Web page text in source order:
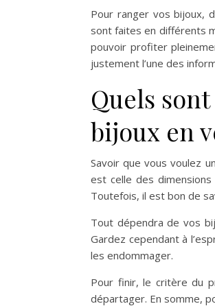
Pour ranger vos bijoux,
sont faites en différents
pouvoir profiter
justement l’une des
Quels
bijoux en
Savoir que vous voulez un
est celle des
Toutefois, il est bon de
Tout dépendra de vos
Gardez cependant à
les endommager.
Pour finir, le critère du
départager. En somme,